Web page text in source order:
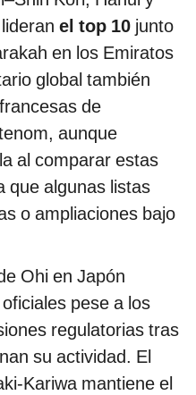
el top 10 junto
en los Emiratos
global también
de
aunque
al comparar estas
que algunas listas
o ampliaciones bajo
Ohi en Japón
pese a los
regulatorias tras
su actividad. El
Kariwa mantiene el